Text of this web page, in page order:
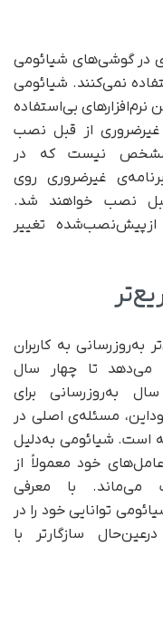
در گوشی‌های شیائومی
نمی‌کنند. شیائومی
نرم‌افزار‌های بی‌استفاده
غیر‌ضروری از قبل نصب
مشخص نیست که در
غیر‌ضروری روی
نصب خواهند شد.
از‌پیش‌نصب‌شده تغییر
به‌روزرسانی به کاربران
می‌دهد تا چهار سال
به‌روز‌رسانی برای
مسئله‌ی اصلی در
است. شیائومی به‌دلیل
خود معمولاً از
می‌ماند. با معرفی
توانایی خود را در
سازگار‌تر با